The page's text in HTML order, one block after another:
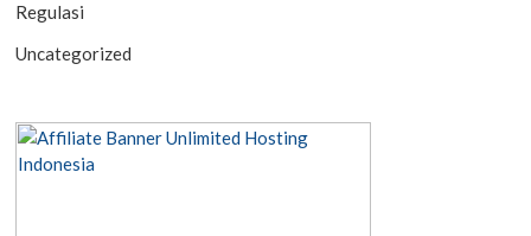
Regulasi
Uncategorized